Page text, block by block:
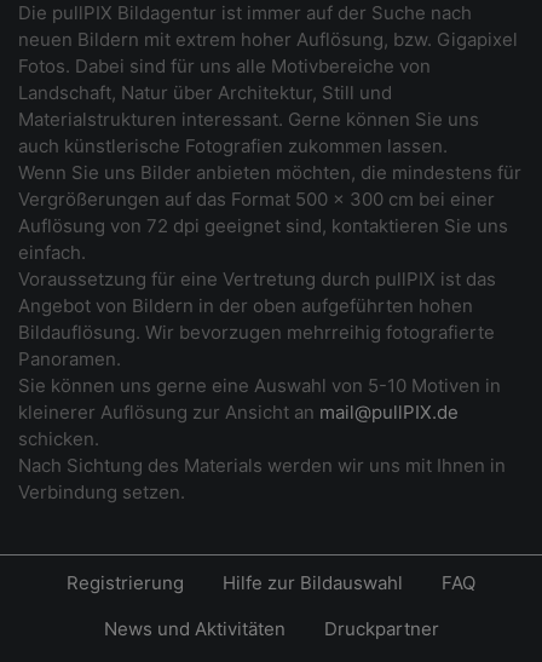
Die pullPIX Bildagentur ist immer auf der Suche nach
neuen Bildern mit extrem hoher Auflösung, bzw. Gigapixel
Fotos. Dabei sind für uns alle Motivbereiche von
Landschaft, Natur über Architektur, Still und
Materialstrukturen interessant. Gerne können Sie uns
auch künstlerische Fotografien zukommen lassen.
Wenn Sie uns Bilder anbieten möchten, die mindestens für
Vergrößerungen auf das Format 500 x 300 cm bei einer
Auflösung von 72 dpi geeignet sind, kontaktieren Sie uns
einfach.
Voraussetzung für eine Vertretung durch pullPIX ist das
Angebot von Bildern in der oben aufgeführten hohen
Bildauflösung. Wir bevorzugen mehrreihig fotografierte
Panoramen.
Sie können uns gerne eine Auswahl von 5-10 Motiven in
kleinerer Auflösung zur Ansicht an mail@pullPIX.de
schicken.
Nach Sichtung des Materials werden wir uns mit Ihnen in
Verbindung setzen.
Registrierung Hilfe zur Bildauswahl
FAQ
News und Aktivitäten
Druckpartner